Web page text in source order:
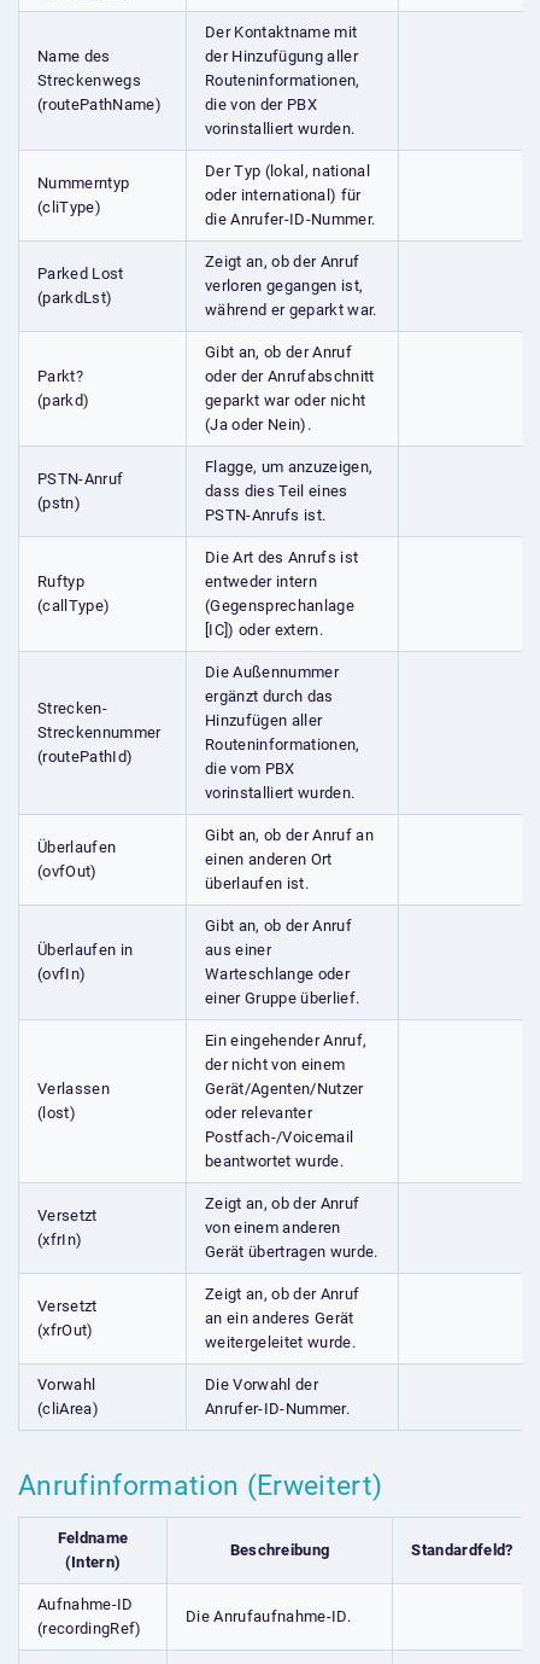
Name des
Streckenwegs
(routePathName)
Der Kontaktname mit
der Hinzufügung aller
Routeninformationen,
die von der PBX
vorinstalliert wurden.
Nummerntyp
(cliType)
Der Typ (lokal, national
oder international) für
die Anrufer-ID-Nummer.
Parked Lost
(parkdLst)
Zeigt an, ob der Anruf
verloren gegangen ist,
während er geparkt war.
Parkt?
(parkd)
Gibt an, ob der Anruf
oder der Anrufabschnitt
geparkt war oder nicht
(Ja oder Nein).
PSTN-Anruf
(pstn)
Flagge, um anzuzeigen,
dass dies Teil eines
PSTN-Anrufs ist.
Ruftyp
(callType)
Die Art des Anrufs ist
entweder intern
(Gegensprechanlage
[IC]) oder extern.
Strecken-
Streckennummer
(routePathId)
Die Außennummer
ergänzt durch das
Hinzufügen aller
Routeninformationen,
die vom PBX
vorinstalliert wurden.
Überlaufen
(ovfOut)
Gibt an, ob der Anruf an
einen anderen Ort
überlaufen ist.
Überlaufen in
(ovfIn)
Gibt an, ob der Anruf
aus einer
Warteschlange oder
einer Gruppe überlief.
Verlassen
(lost)
Ein eingehender Anruf,
der nicht von einem
Gerät/Agenten/Nutzer
oder relevanter
Postfach-/Voicemail
beantwortet wurde.
Versetzt
(xfrIn)
Zeigt an, ob der Anruf
von einem anderen
Gerät übertragen wurde.
Versetzt
(xfrOut)
Zeigt an, ob der Anruf
an ein anderes Gerät
weitergeleitet wurde.
Vorwahl
(cliArea)
Die Vorwahl der
Anrufer-ID-Nummer.
Anrufinformation (Erweitert)
Feldname
(Intern)
Beschreibung Standardfeld?
Aufnahme-ID
(recordingRef)
Die Anrufaufnahme-ID.